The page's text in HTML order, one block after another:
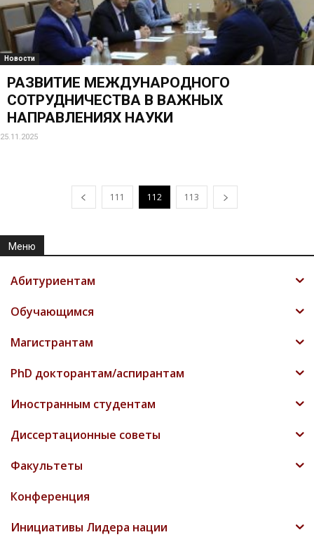
Новости
РАЗВИТИЕ МЕЖДУНАРОДНОГО
СОТРУДНИЧЕСТВА В ВАЖНЫХ
НАПРАВЛЕНИЯХ НАУКИ
25.11.2025
111 112 113
Меню
Абитуриентам
Обучающимся
Магистрантам
PhD докторантам/аспирантам
Иностранным студентам
Диссертационные советы
Факультеты
Конференция
Инициативы Лидера нации